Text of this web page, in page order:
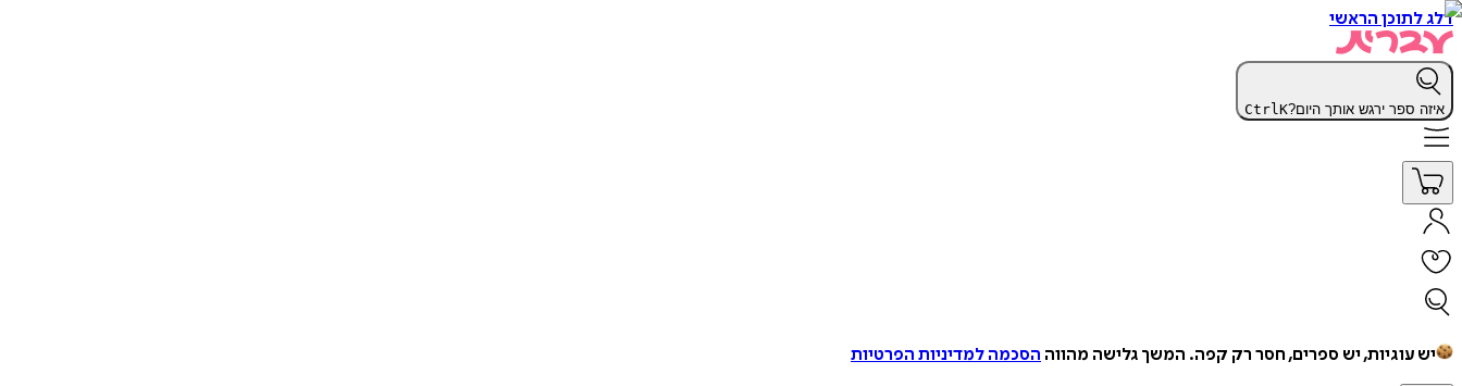
דלג לתוכן הראשי
איזה ספר ירגש אותך היום? CtrlK
יש עוגיות, יש ספרים, חסר רק קפה. המשך גלישה מהווה הסכמה למדיניות הפרטיות